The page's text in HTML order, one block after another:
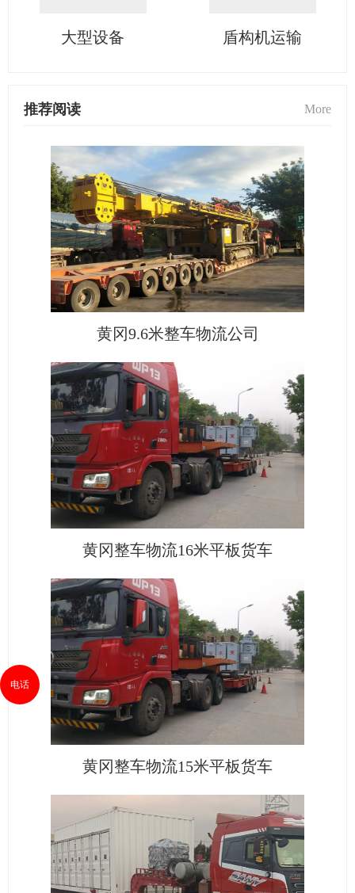
大型设备 盾构机运输
推荐阅读 More
黄冈9.6米整车物流公司
黄冈整车物流16米平板货车
黄冈整车物流15米平板货车
电话